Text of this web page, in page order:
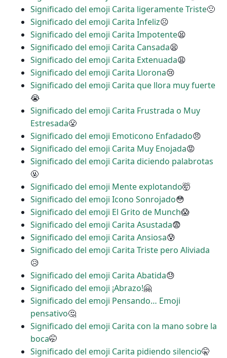
Significado del emoji Carita ligeramente Triste🙁
Significado del emoji Carita Infeliz☹
Significado del emoji Carita Impotente😫
Significado del emoji Carita Cansada😫
Significado del emoji Carita Extenuada😩
Significado del emoji Carita Llorona😢
Significado del emoji Carita que llora muy fuerte
😭
Significado del emoji Carita Frustrada o Muy
Estresada😤
Significado del emoji Emoticono Enfadado😠
Significado del emoji Carita Muy Enojada😡
Significado del emoji Carita diciendo palabrotas
🤬
Significado del emoji Mente explotando🤯
Significado del emoji Icono Sonrojado😳
Significado del emoji El Grito de Munch😱
Significado del emoji Carita Asustada😨
Significado del emoji Carita Ansiosa😰
Significado del emoji Carita Triste pero Aliviada
😥
Significado del emoji Carita Abatida😓
Significado del emoji ¡Abrazo!🤗
Significado del emoji Pensando… Emoji
pensativo🤔
Significado del emoji Carita con la mano sobre la
boca🤭
Significado del emoji Carita pidiendo silencio🤫